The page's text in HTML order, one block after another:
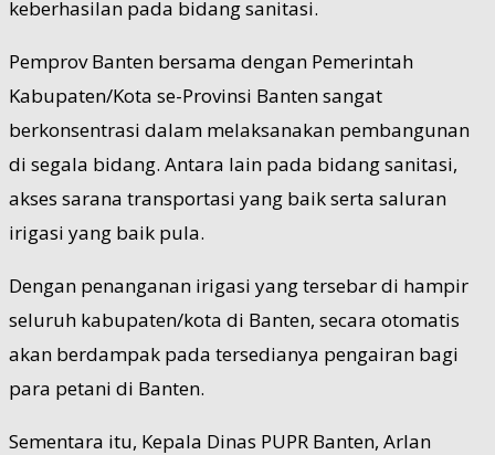
keberhasilan pada bidang sanitasi.
Pemprov Banten bersama dengan Pemerintah
Kabupaten/Kota se-Provinsi Banten sangat
berkonsentrasi dalam melaksanakan pembangunan
di segala bidang. Antara lain pada bidang sanitasi,
akses sarana transportasi yang baik serta saluran
irigasi yang baik pula.
Dengan penanganan irigasi yang tersebar di hampir
seluruh kabupaten/kota di Banten, secara otomatis
akan berdampak pada tersedianya pengairan bagi
para petani di Banten.
Sementara itu, Kepala Dinas PUPR Banten, Arlan